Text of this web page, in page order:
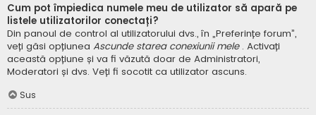
Cum pot împiedica numele meu de utilizator să apară pe
listele utilizatorilor conectați?
Din panoul de control al utilizatorului dvs., în „Preferințe forum”,
veți găsi opțiunea Ascunde starea conexiunii mele . Activați
această opțiune și va fi văzută doar de Administratori,
Moderatori și dvs. Veți fi socotit ca utilizator ascuns.
Sus